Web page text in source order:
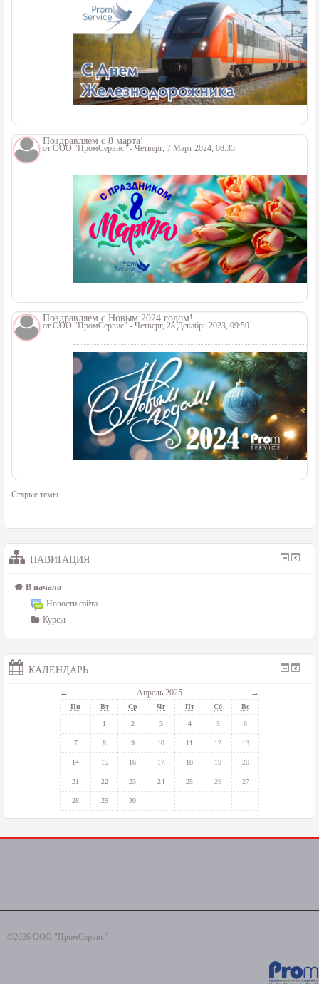
Поздравляем с 8 марта!
от ООО "ПромСервис"- Четверг, 7 Март 2024, 08:35
Поздравляем с Новым 2024 годом!
от ООО "ПромСервис" - Четверг, 28 Декабрь 2023, 09:59
Старые темы ...
НАВИГАЦИЯ
В начало
Новости сайта
Курсы
КАЛЕНДАРЬ
← Апрель 2025 →
Пн Вт Ср Чт Пт Сб Вс
1 2 3 4 5 6
7 8 9 10 11 12 13
14 15 16 17 18 19 20
21 22 23 24 25 26 27
28 29 30
©2026 ООО "ПромСервис"